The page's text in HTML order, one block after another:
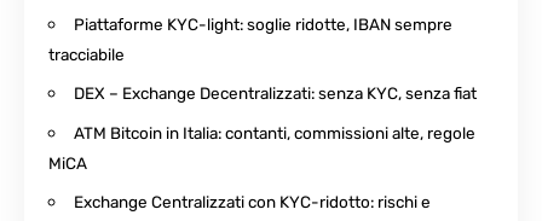
Piattaforme KYC-light: soglie ridotte, IBAN sempre
tracciabile
DEX – Exchange Decentralizzati: senza KYC, senza fiat
ATM Bitcoin in Italia: contanti, commissioni alte, regole
MiCA
Exchange Centralizzati con KYC-ridotto: rischi e